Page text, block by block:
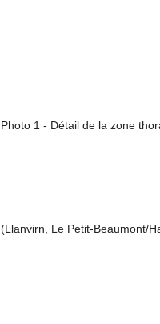
Photo 1 - Détail de la zone
(Llanvirn, Le Petit-Beaumont/